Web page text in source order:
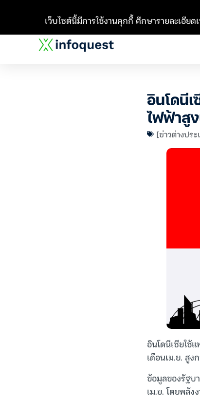
อินโดนี
ไฟฟ้าสูง
[ข่าวต่างปร
อินโดนีเซียใช้
เดือนเม.ย. สูง
ข้อมูลของรัฐบ
เม.ย. โดยพลั
เว็บไซต์นี้มีการใช้งานคุกกี้ ศึกษารายละเอียด